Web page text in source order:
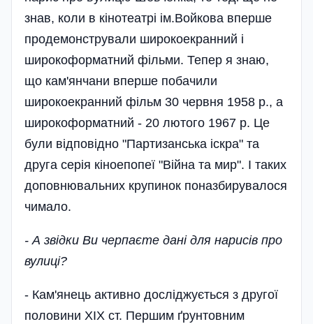
знав, коли в кінотеатрі ім.Войкова вперше
продемонстрували широкоекранний і
широкоформатний фільми. Тепер я знаю,
що кам'янчани вперше побачили
широкоекранний фільм 30 червня 1958 p., а
широкоформатний - 20 лютого 1967 р. Це
були відповідно "Партизанська іскра" та
друга серія кіноепопеї "Війна та мир". І таких
доповнювальних крупинок поназбирувалося
чимало.
- А звідки Ви черпаєте дані для нарисів про
вулиці?
- Кам'янець активно досліджується з другої
половини XIX ст. Першим ґрунтовним